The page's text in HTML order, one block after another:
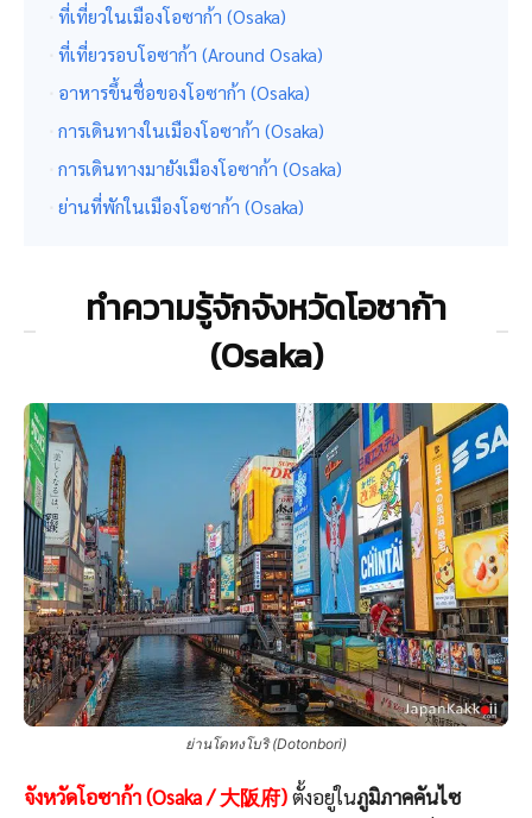
ที่เที่ยวในเมืองโอซาก้า (Osaka)
ที่เที่ยวรอบโอซาก้า (Around Osaka)
อาหารขึ้นชื่อของโอซาก้า (Osaka)
การเดินทางในเมืองโอซาก้า (Osaka)
การเดินทางมายังเมืองโอซาก้า (Osaka)
ย่านที่พักในเมืองโอซาก้า (Osaka)
ทำความรู้จักจังหวัดโอซาก้า
(Osaka)
ย่านโดทงโบริ (Dotonbori)
จังหวัดโอซาก้า (Osaka / 大阪府)ตั้งอยู่ในภูมิภาคคันไซ